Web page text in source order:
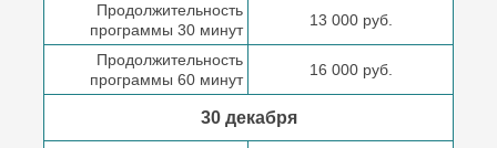
Продолжительность
программы 30 минут
13 000 руб.
Продолжительность
программы 60 минут
16 000 руб.
30 декабря